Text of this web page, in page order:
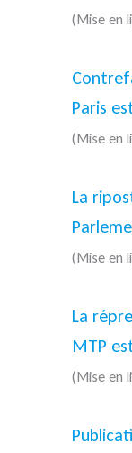
(Mise en
Paris
(Mise en
La
(Mise en
La
MTP
(Mise en